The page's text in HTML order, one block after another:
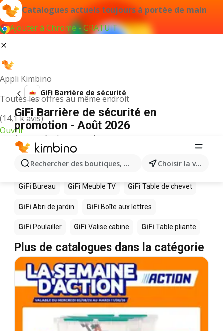
Catalogues actuels toujours à portée de main
Ajouter à Chrome - GRATUIT
Appli Kimbino
Toutes les offres au même endroit
(14,1 k avis)
Ouvrir
Rechercher des boutiques, des catégories, des Choisir la ville
GiFi Barrière de sécurité
GiFi Barrière de sécurité en
promotion - Août 2026
Aucun résultat trouvé pour ce terme.
D’autres produits dans les magasins
GiFi
GiFi Bureau GiFi Meuble TV GiFi Table de chevet
GiFi Abri de jardin GiFi Boîte aux lettres
GiFi Poulailler GiFi Valise cabine GiFi Table pliante
Plus de catalogues dans la catégorie